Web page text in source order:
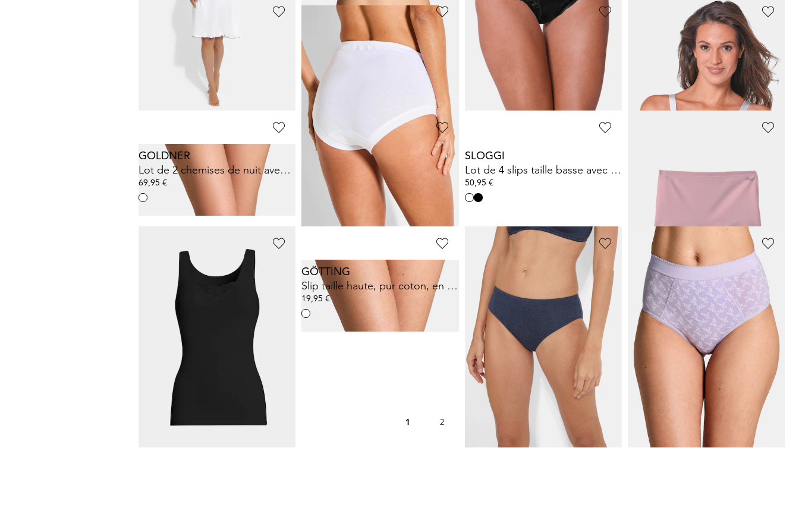
Lot de slips ventre plat en coton
Meilleur prix sur 30 jours** : 35,95 €
GOLDNER
Lot de slips ventre plat en coton
14,97 €
Meilleur prix sur 30 jours** : 17,96 € (-16%)
SLOGGI
Culotte en lot de 4
19,50 €
Meilleur prix sur 30 jours** : 23,40 € (-16%)
Lot de 2 soutiens-gorge confort
49,95 €
Meilleur prix sur 30 jours** : 39,96 € (-12%)
GOLDNER
Lot de 2 chemises de nuit avec imprimé exotique devant
69,95 €
GOLDNER
Lot de slips taille haute en coton
19,97 €
Meilleur prix sur 30 jours** : 23,96 €
SLOGGI
Lot de 4 slips taille basse avec empiècement en dentelle
50,95 €
Lot de 3 slips taille haute
10,77 €
Meilleur prix sur 30 jours** : 12,57 € (-14%)
Lot de 3 débardeurs
44,95 €
Meilleur prix sur 30 jours** : 35,95 € (-12%)
GÖTTING
Slip taille haute, pur coton, en lot de 3
19,95 €
NINA V. C.
Lot de 2 slips jazzpant
14,96 € 24,95 €
Meilleur prix sur 30 jours** : 17,47 € (-14%)
GOLDNER
Lot de slips ventre plat en coton
31,47 €44,95 €
Meilleur prix sur 30 jours** : 35,95 €
1 2